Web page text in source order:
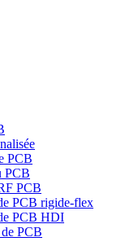
PCB
PCB
PCB
PCB rigide-flex
PCB HDI
PCB